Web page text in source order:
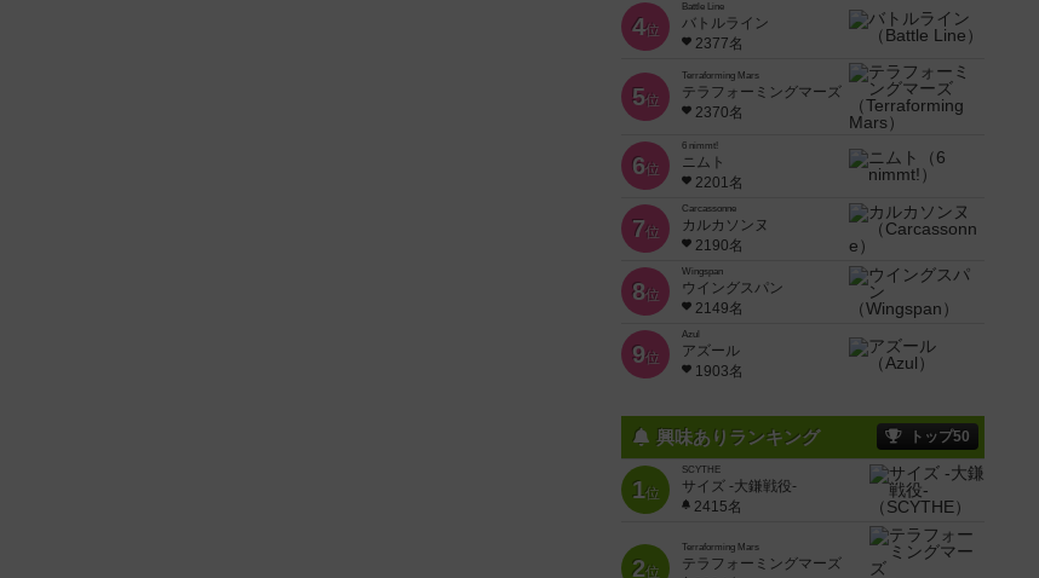
4位
Battle Line
バトルライン
2377名
5位
Terraforming Mars
テラフォーミングマーズ
2370名
6位
6 nimmt!
ニムト
2201名
7位
Carcassonne
カルカソンヌ
2190名
8位
Wingspan
ウイングスパン
2149名
9位
Azul
アズール
1903名
興味ありランキング トップ50
1位
SCYTHE
サイズ -大鎌戦役-
2415名
2位
Terraforming Mars
テラフォーミングマーズ